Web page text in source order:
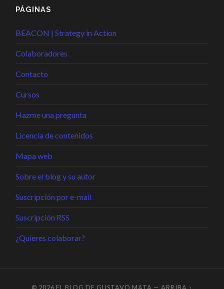
PÁGINAS
BEACON | Strategy in Action
Colaboradores
Contacto
Cursos
Hazme una pregunta
Licencia de contenidos
Mapa web
Sobre el blog y su autor
Suscripción por e-mail
Suscripción RSS
¿Quieres colaborar?